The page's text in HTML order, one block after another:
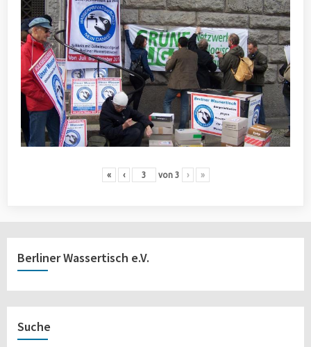
« ‹ von 3 › »
Berliner Wassertisch e.V.
Suche